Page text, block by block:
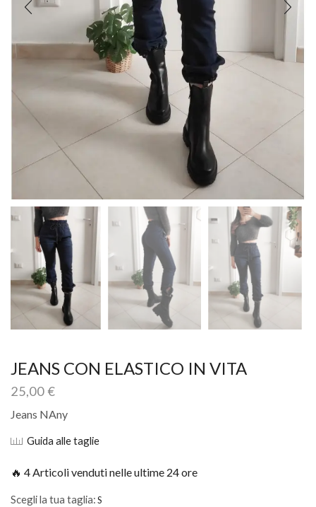
JEANS CON ELASTICO IN VITA
25,00€
Jeans NAny
Guida alle taglie
🔥 4 Articoli venduti nelle ultime 24 ore
Scegli la tua taglia: